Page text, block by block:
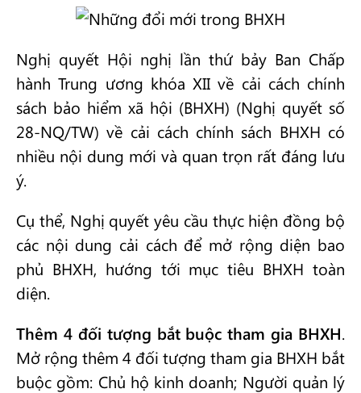
Nghị quyết Hội nghị lần thứ bảy Ban Chấp
hành Trung ương khóa XII về cải cách chính
sách bảo hiểm xã hội (BHXH) (Nghị quyết số
28-NQ/TW) về cải cách chính sách BHXH có
nhiều nội dung mới và quan trọn rất đáng lưu
ý.
Cụ thể, Nghị quyết yêu cầu thực hiện đồng bộ
các nội dung cải cách để mở rộng diện bao
phủ BHXH, hướng tới mục tiêu BHXH toàn
diện.
Thêm 4 đối tượng bắt buộc tham gia BHXH.
Mở rộng thêm 4 đối tượng tham gia BHXH bắt
buộc gồm: Chủ hộ kinh doanh; Người quản lý